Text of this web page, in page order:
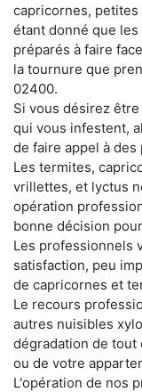
capricornes,
étant donné que
préparés à faire
la tournure que
02400.
Si vous désirez
qui vous infestent,
de faire appel à
Les termites,
vrillettes, et lyctus
opération
bonne décision
Les professionnels
satisfaction, peu
de capricornes et
Le recours
autres nuisibles
dégradation de tout
ou de votre
L'opération de nos